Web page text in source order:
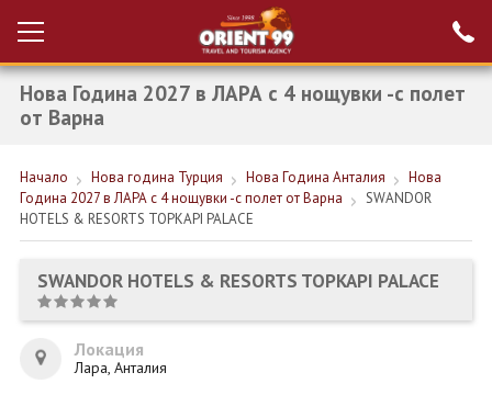
Вход за агенти
Проверка на
резервация
НОВА ГОДИНА ТУРЦИЯ
НОВА ГОДИНА
ПОЧИВКИ
ЕКЗОТИКА
Нова Година 2027 в ЛАРА с 4 нощувки -с полет
от Варна
Начало Нова година Турция Нова Година Анталия
Нова
Година 2027 в ЛАРА с 4 нощувки -с полет от Варна
SWANDOR
HOTELS & RESORTS TOPKAPI PALACE
SWANDOR HOTELS & RESORTS TOPKAPI PALACE
Локация
Лара, Анталия